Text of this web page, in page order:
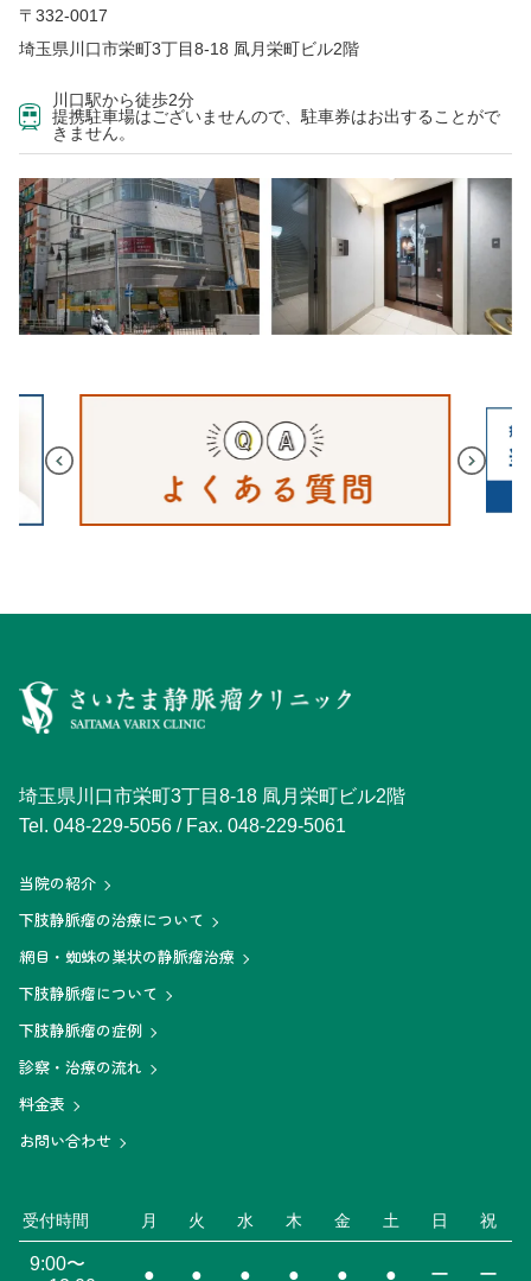
〒332-0017
埼玉県川口市栄町3丁目8-18 凮月栄町ビル2階
川口駅から徒歩2分
提携駐車場はございませんので、駐車券はお出することがで
きません。
埼玉県川口市栄町3丁目8-18 凮月栄町ビル2階
Tel. 048-229-5056 / Fax. 048-229-5061
当院の紹介
下肢静脈瘤の治療について
網目・蜘蛛の巣状の静脈瘤治療
下肢静脈瘤について
下肢静脈瘤の症例
診察・治療の流れ
料金表
お問い合わせ
受付時間 月 火 水 木 金 土 日 祝
9:00〜
● ● ● ● ● ● ー ー